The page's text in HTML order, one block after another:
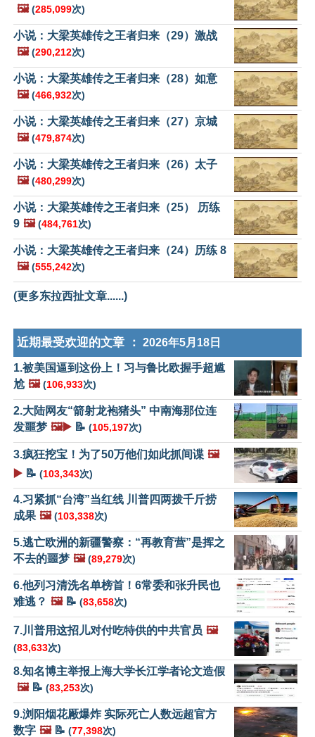
🖼️ (285,099次)
小说：大梁英雄传之王者归来（29）激战
🖼️ (290,212次)
小说：大梁英雄传之王者归来（28）如意
🖼️ (466,932次)
小说：大梁英雄传之王者归来（27）京城
🖼️ (479,874次)
小说：大梁英雄传之王者归来（26）太子
🖼️ (480,299次)
小说：大梁英雄传之王者归来（25） 历练
9 🖼️ (484,761次)
小说：大梁英雄传之王者归来（24）历练 8
🖼️ (555,242次)
(更多东拉西扯文章......)
近期最受欢迎的文章 ： 2026年5月18日
1.被美国逼到这份上！习与鲁比欧握手超尴
尬 🖼️ (106,933次)
2.大陆网友“箭射龙袍猪头” 中南海那位连
发噩梦 🖼️▶️ 📝 (105,197次)
3.疯狂挖宝！为了50万他们如此抓间谍 🖼️
▶️ 📝 (103,343次)
4.习紧抓“台湾”当红线 川普四两拨千斤捞
成果 🖼️ (103,338次)
5.逃亡欧洲的新疆警察：“再教育营”是挥之
不去的噩梦 🖼️ (89,279次)
6.他列习清洗名单榜首！6常委和张升民也
难逃？ 🖼️📝 (83,658次)
7.川普用这招儿对付吃特供的中共官员 🖼️
(83,633次)
8.知名博主举报上海大学长江学者论文造假
🖼️📝 (83,253次)
9.浏阳烟花厰爆炸 实际死亡人数远超官方
数字 🖼️📝 (77,398次)